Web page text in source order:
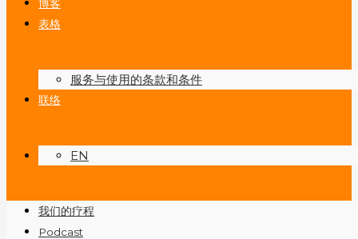
博客
表格
服务与使用的条款和条件
联络
EN
我们的疗程
Podcast